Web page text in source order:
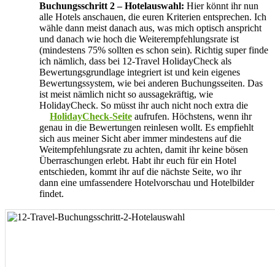
Buchungsschritt 2 – Hotelauswahl: Hier könnt ihr nun
alle Hotels anschauen, die euren Kriterien entsprechen. Ich
wähle dann meist danach aus, was mich optisch anspricht
und danach wie hoch die Weiterempfehlungsrate ist
(mindestens 75% sollten es schon sein). Richtig super finde
ich nämlich, dass bei 12-Travel HolidayCheck als
Bewertungsgrundlage integriert ist und kein eigenes
Bewertungssystem, wie bei anderen Buchungsseiten. Das
ist meist nämlich nicht so aussagekräftig, wie
HolidayCheck. So müsst ihr auch nicht noch extra die
HolidayCheck-Seite aufrufen. Höchstens, wenn ihr
genau in die Bewertungen reinlesen wollt. Es empfiehlt
sich aus meiner Sicht aber immer mindestens auf die
Weitempfehlungsrate zu achten, damit ihr keine bösen
Überraschungen erlebt. Habt ihr euch für ein Hotel
entschieden, kommt ihr auf die nächste Seite, wo ihr
dann eine umfassendere Hotelvorschau und Hotelbilder
findet.